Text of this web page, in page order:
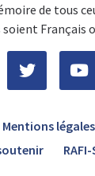
de tous
soient Français
Mentions légales
RAFI-